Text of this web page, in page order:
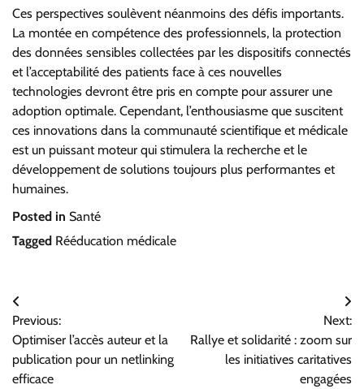
Ces perspectives soulèvent néanmoins des défis importants.
La montée en compétence des professionnels, la protection
des données sensibles collectées par les dispositifs connectés
et l’acceptabilité des patients face à ces nouvelles
technologies devront être pris en compte pour assurer une
adoption optimale. Cependant, l’enthousiasme que suscitent
ces innovations dans la communauté scientifique et médicale
est un puissant moteur qui stimulera la recherche et le
développement de solutions toujours plus performantes et
humaines.
Posted in Santé
Tagged Rééducation médicale
Navigation
de
l’article
Previous:
Optimiser l’accès auteur et la
publication pour un netlinking
efficace
Next:
Rallye et solidarité : zoom sur
les initiatives caritatives
engagées